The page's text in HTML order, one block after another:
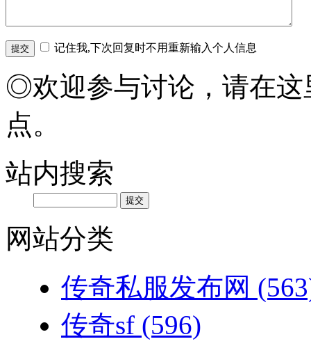
记住我,下次回复时不用重新输入个人信息
◎欢迎参与讨论，请在这
点。
站内搜索
网站分类
传奇私服发布网
传奇sf (596)